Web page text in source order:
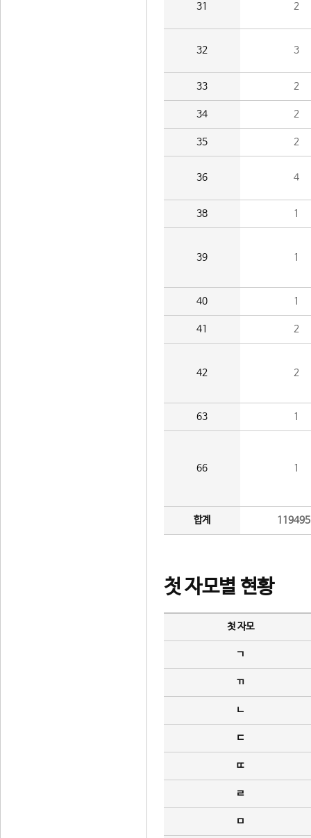
31 2
32 3
33 2
34 2
35 2
36 4
38 1
39 1
40 1
41 2
42 2
63 1
66 1
합계
첫 자모별 현황
첫 자모
ㄱ
ㄲ
ㄴ
ㄷ
ㄸ
ㄹ
ㅁ